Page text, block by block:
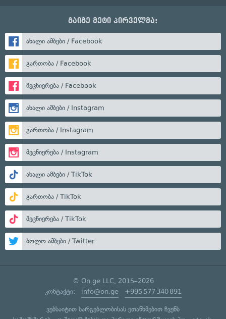
გაიგე მეტი პირველმა:
ახალი ამბები / Facebook
გართობა / Facebook
მეცნიერება / Facebook
ახალი ამბები / Instagram
გართობა / Instagram
მეცნიერება / Instagram
ახალი ამბები / TikTok
გართობა / TikTok
მეცნიერება / TikTok
ბოლო ამბები / Twitter
© On.ge LLC, 2015–2026
კონტაქტი: info@on.ge +995 577 340 891
ვებსაიტით სარგებლობისას ეთანხმებით ჩვენს